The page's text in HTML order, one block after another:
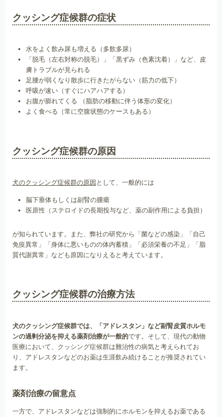
クッシング症候群の症状
水をよく飲み尿も増える（多飲多尿）
「脱毛（左右対称の脱毛）」「黒ずみ（色素沈着）」など、皮
膚トラブルが見られる
足腰が弱くなり散歩に行きたがらない（筋力の低下）
呼吸が速い（すぐにハアハアする）
お腹が膨れてくる （脂肪の移動に伴う体形の変化）
よく食べる（常に空腹状態のケースもある）
クッシング症候群の原因
犬のクッシング症候群の原因として、一般的には
脳下垂体もしくは副腎の腫瘍
医原性（ステロイドの長期投与など、薬の副作用による負担）
が知られています。また、弊社の研究から「菌などの感染」「自己
免疫異常」「身体に悪いものの体内蓄積」「必須栄養の不足」「脂
質代謝異常」なども原因になりえると考えています。
クッシング症候群の治療方法
犬のクッシング症候群では、「アドレスタン」など副腎皮質ホルモ
ンの過剰分泌を抑える薬剤治療が一般的です。そして、現代の動物
医療において、クッシング症候群は難治性の病気と考えられてお
り、アドレスタンなどのお薬は生涯飲み続けることが推奨されてい
ます。
薬剤治療の留意点
一方で、アドレスタンなどは強制的にホルモンを抑えるお薬である